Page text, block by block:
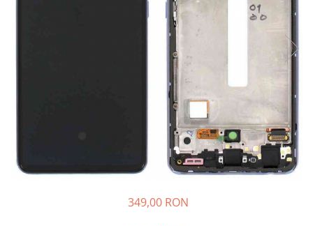
Componente GSM
349,00 RON